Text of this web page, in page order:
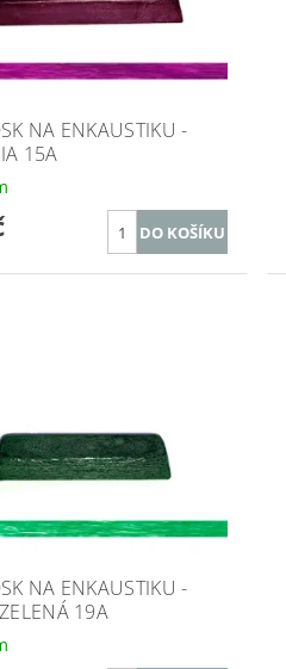
NA ENKAUSTIKU -
15A
NA ENKAUSTIKU -
19A